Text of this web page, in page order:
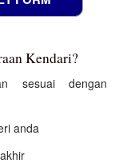
Kendari?
sesuai dengan
anda